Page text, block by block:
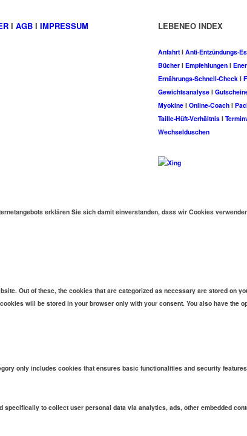
I AGB I IMPRESSUM LEBENEO INDEX
AnfahrtIAnti-Entzündungs-
Bücher IEmpfehlungen I
Ernährungs-Schnell-Check I
Gewichtsanalyse I
Myokine IOnline-Coach I
Taille-Hüft-Verhältnis I
Wechselduschen
erklären Sie sich damit einverstanden, dass wir Cookies
Out of these, the cookies that are categorized as necessary are stored on
will be stored in your browser only with your consent. You also have
only includes cookies that ensures basic functionalities and security
to collect user personal data via analytics, ads, other embedded